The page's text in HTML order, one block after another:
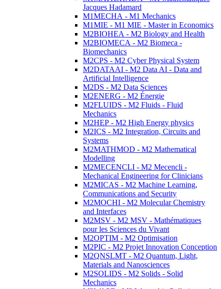
Jacques Hadamard
M1MECHA - M1 Mechanics
M1MIE - M1 MIE - Master in Economics
M2BIOHEA - M2 Biology and Health
M2BIOMECA - M2 Biomeca -
Biomechanics
M2CPS - M2 Cyber Physical System
M2DATAAI - M2 Data AI - Data and
Artificial Intelligence
M2DS - M2 Data Sciences
M2ENERG - M2 Énergie
M2FLUIDS - M2 Fluids - Fluid
Mechanics
M2HEP - M2 High Energy physics
M2ICS - M2 Integration, Circuits and
Systems
M2MATHMOD - M2 Mathematical
Modelling
M2MECENCLI - M2 Mecencli -
Mechanical Engineering for Clinicians
M2MICAS - M2 Machine Learning,
Communications and Security
M2MOCHI - M2 Molecular Chemistry
and Interfaces
M2MSV - M2 MSV - Mathématiques
pour les Sciences du Vivant
M2OPTIM - M2 Optimisation
M2PIC - M2 Projet Innovation Conception
M2QNSLMT - M2 Quantum, Light,
Materials and Nanosciences
M2SOLIDS - M2 Solids - Solid
Mechanics